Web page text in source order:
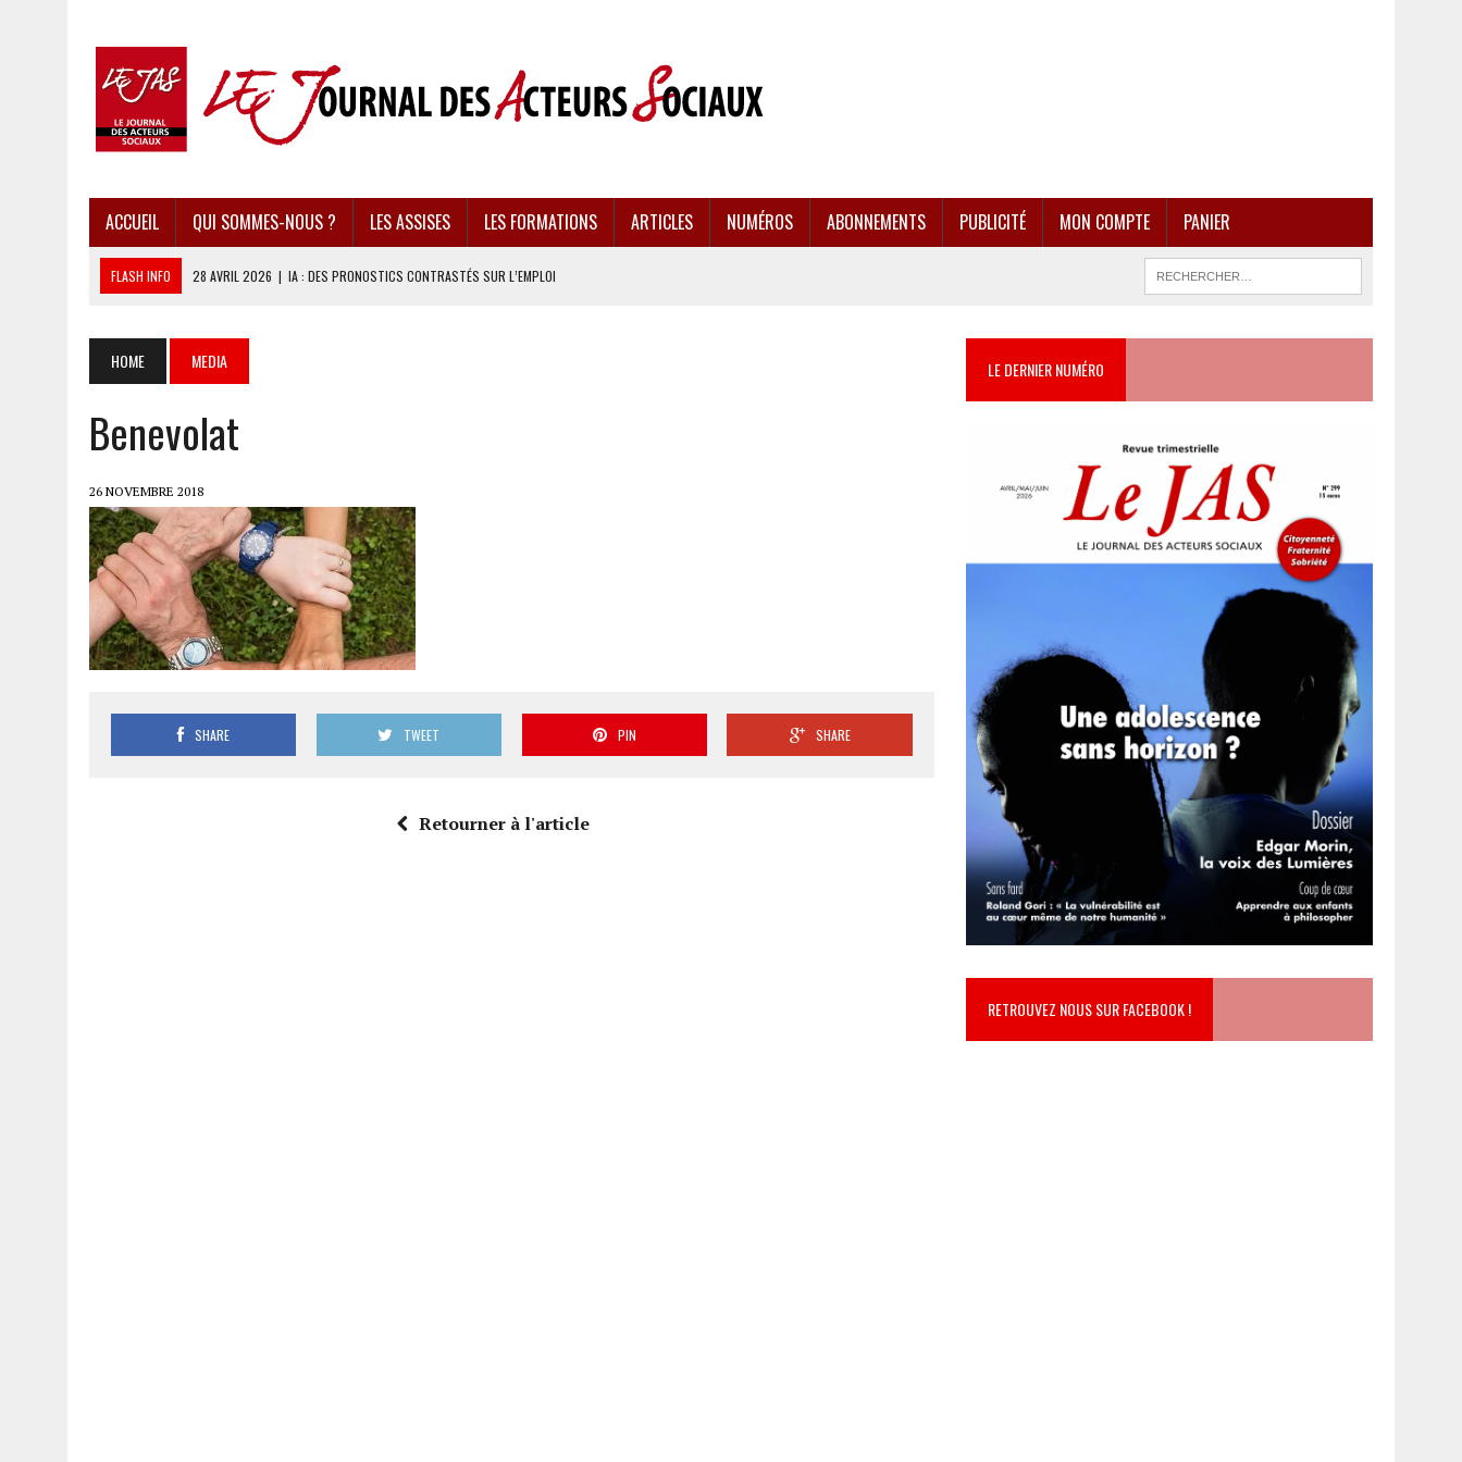
ACCUEIL QUI SOMMES-NOUS ? LES ASSISES LES FORMATIONS ARTICLES NUMÉROS ABONNEMENTS PUBLICITÉ MON COMPTE PANIER
FLASH INFO 28 AVRIL 2026 | IA : DES PRONOSTICS CONTRASTÉS SUR L’EMPLOI
28 AVRIL 2026 | PRESSE D’INFORMATION : UNE ÉCONOMIE DANGEREUSEMENT FRAGILISÉE
CARAÏBES : LES RÉCIFS CORALLIENS AU BORD DE L’EFFONDREMENT
HOME MEDIA
Benevolat
26 NOVEMBRE 2018
SHARE TWEET PIN SHARE
Retourner à l'article
LE DERNIER NUMÉRO
RETROUVEZ NOUS SUR FACEBOOK !